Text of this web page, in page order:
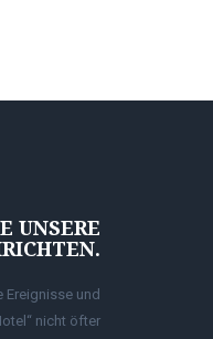
UNSERE
Ereignisse und
nicht öfter